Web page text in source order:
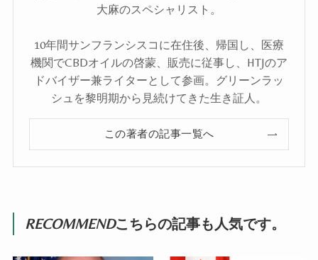
大麻のスペシャリスト。
10年間サンフランシスコに在住後、帰国し、医療
機関でCBDオイルの啓蒙、販売に従事し、HTJのア
ドバイザー兼ライターとして参画。グリーンラッ
シュを黎明期から見続けてきた生き証人。
この著者の記事一覧へ
RECOMMENDこちらの記事も人気です。